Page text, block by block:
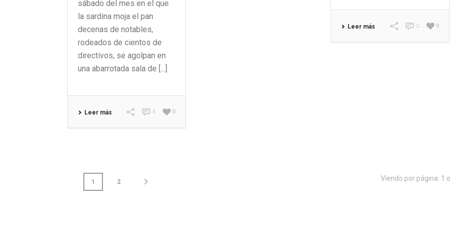
Leer más 0
2
sábado del mes en el que
la sardina moja el pan
decenas de notables,
rodeados de cientos de
directivos, se agolpan en
una abarrotada sala de [...]
Leer más 0
4
1 2 Viendo por página: 1